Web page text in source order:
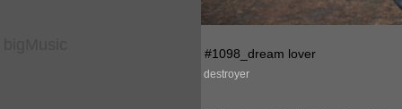
#1098_dream lover
destroyer